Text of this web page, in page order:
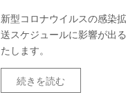
新型コロナウイルスの感染
送スケジュールに影響が出
たします。
続きを読む